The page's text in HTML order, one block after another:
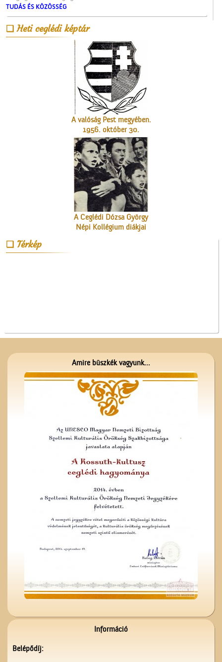
TUDÁS ÉS KÖZÖSSÉG
Heti ceglédi képtár
A Vasútépítő- és
A valóság Pest megyében.
1956. október 30.
A Ceglédi Dózsa György
Népi Kollégium diákjai
feldicsérés
Ünnepi Kossuth Hét
A Czeglédi Katolikus Kör
székháza
Térkép
Amire büszkék vagyunk...
Információ
Belépődíj: